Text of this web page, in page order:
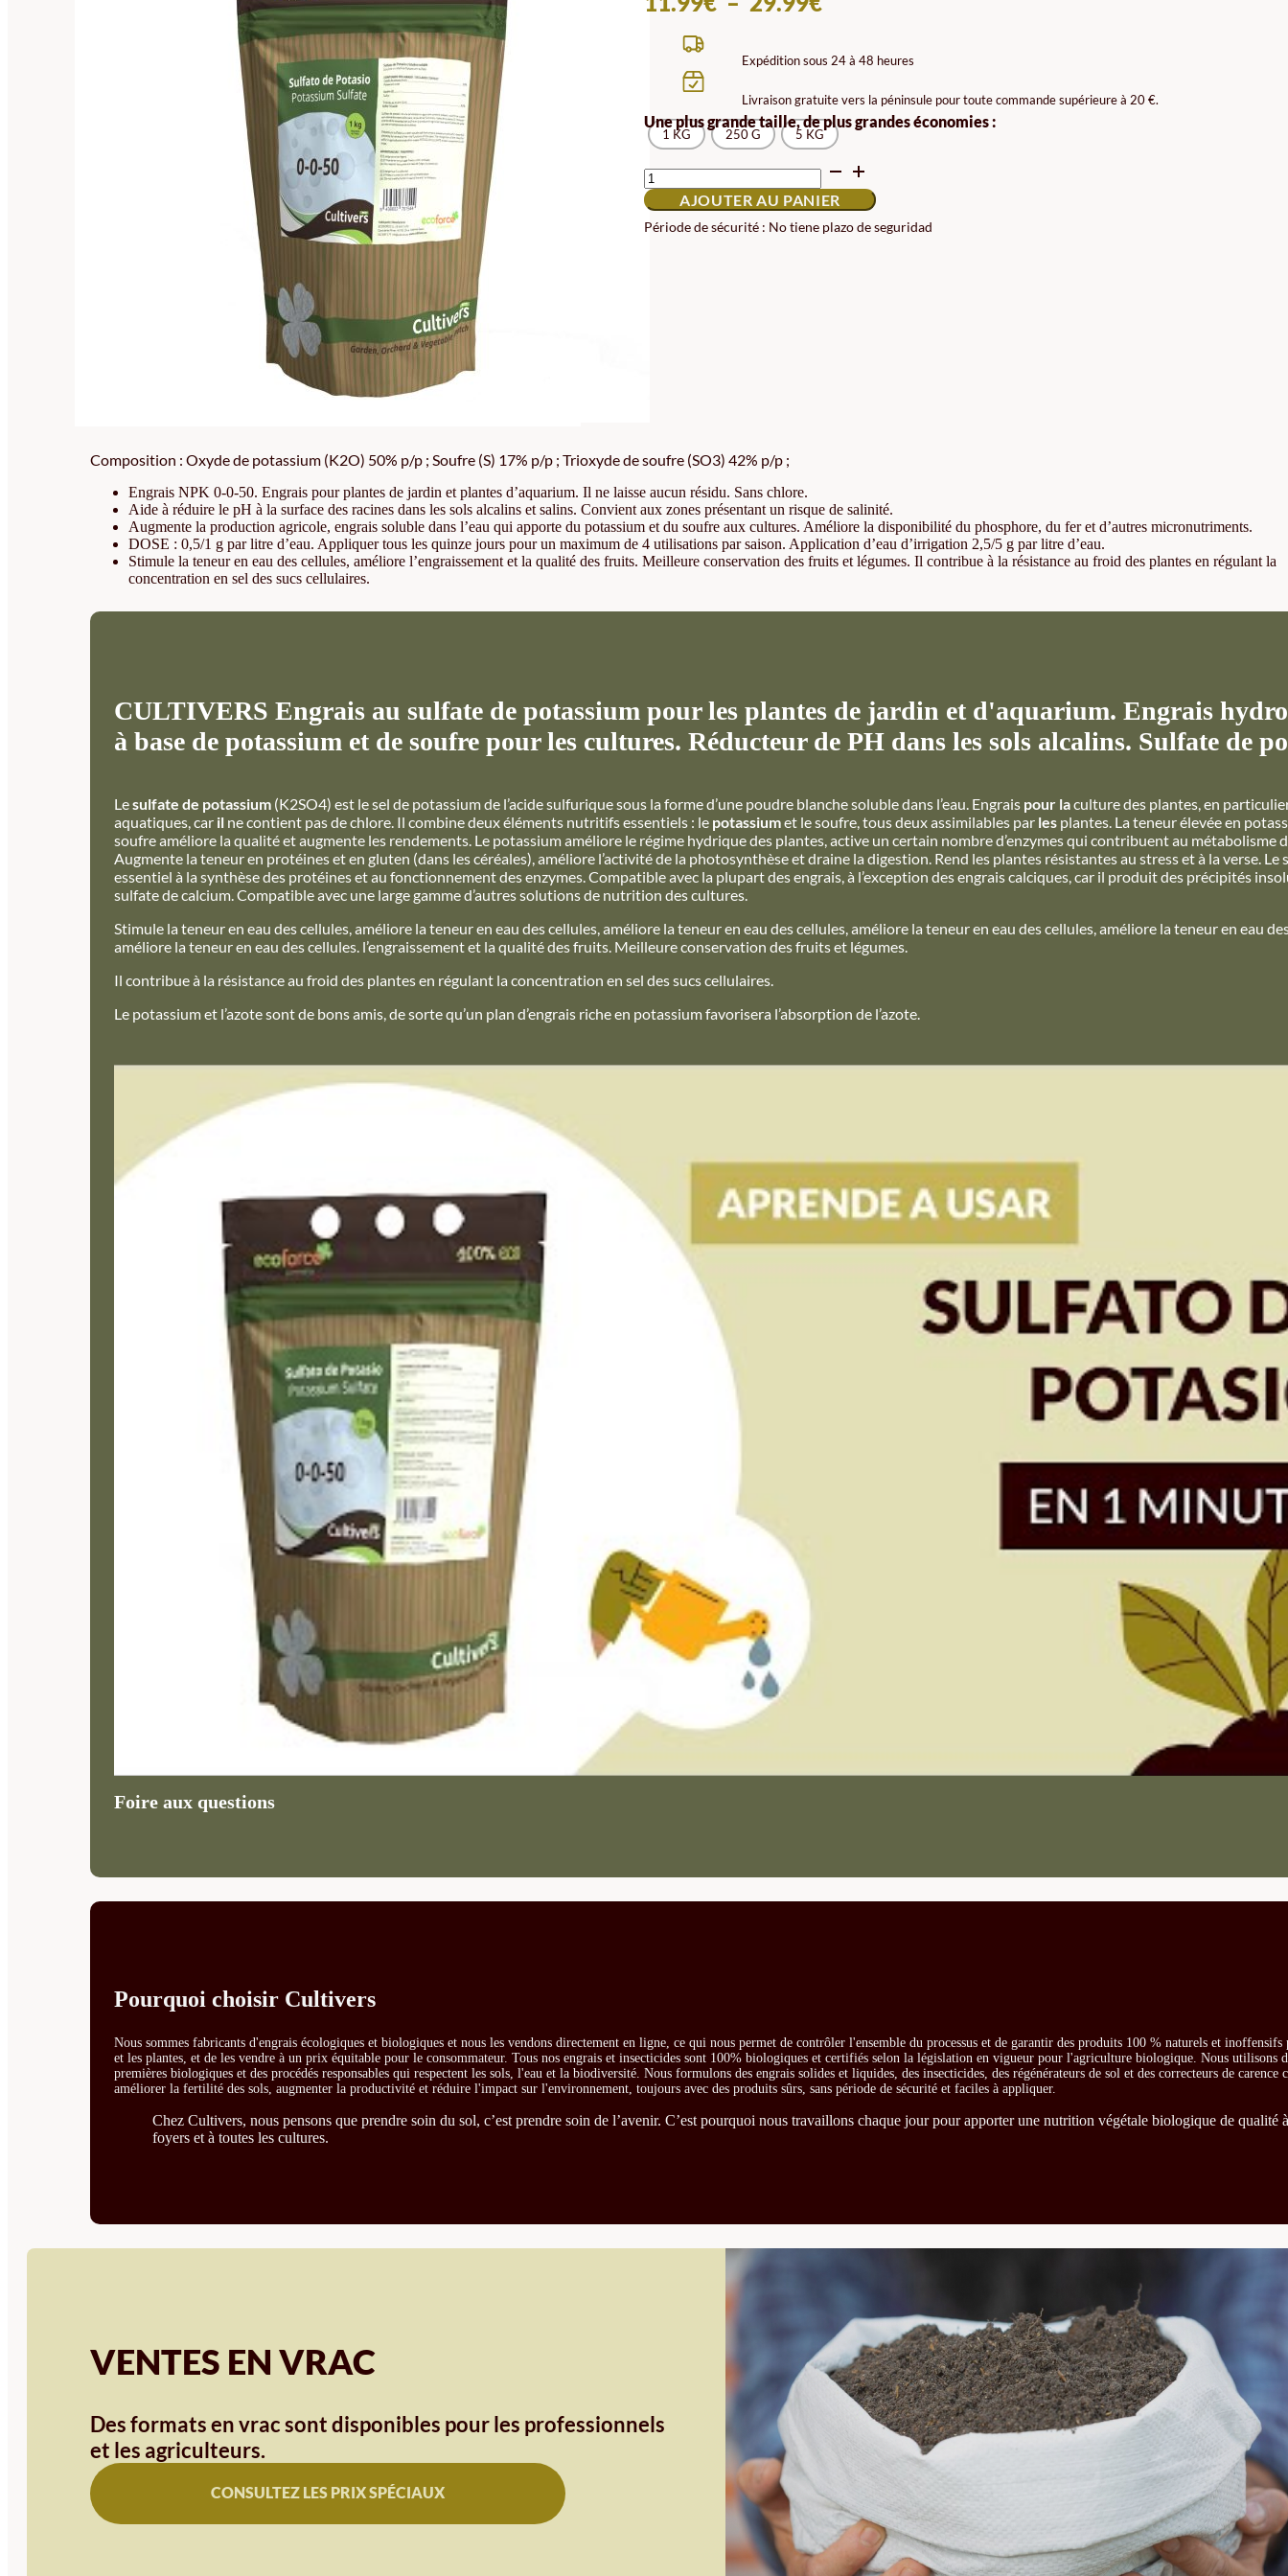
PRIX :
À
29.99€
Expédition sous 24 à 48 heures
Livraison gratuite vers la péninsule pour toute commande supérieure à 20 €.
Une plus grande taille, de plus grandes économies :
1 KG 250 G 5 KG
QUANTITÉ
DE
SULFATE
DE
POTASSIUM
AJOUTER AU PANIER
Période de sécurité : No tiene plazo de seguridad
Composition : Oxyde de potassium (K2O) 50% p/p ; Soufre (S) 17% p/p ; Trioxyde de soufre (SO3) 42% p/p ;
Engrais NPK 0-0-50. Engrais pour plantes de jardin et plantes d’aquarium. Il ne laisse aucun résidu. Sans chlore.
Aide à réduire le pH à la surface des racines dans les sols alcalins et salins. Convient aux zones présentant un risque de salinité.
Augmente la production agricole, engrais soluble dans l’eau qui apporte du potassium et du soufre aux cultures. Améliore la disponibilité du phosphore, du fer et d’autres micronutriments.
DOSE : 0,5/1 g par litre d’eau. Appliquer tous les quinze jours pour un maximum de 4 utilisations par saison. Application d’eau d’irrigation 2,5/5 g par litre d’eau.
Stimule la teneur en eau des cellules, améliore l’engraissement et la qualité des fruits. Meilleure conservation des fruits et légumes. Il contribue à la résistance au froid des plantes en régulant la
concentration en sel des sucs cellulaires.
CULTIVERS Engrais au sulfate de potassium pour les plantes de jardin et d'aquarium. Engrais
à base de potassium et de soufre pour les cultures. Réducteur de PH dans les sols alcalins. Sulfate de
Lesulfate de potassium (K2SO4) est le sel de potassium de l’acide sulfurique sous la forme d’une poudre blanche soluble dans l’eau. Engrais pour laculture des plantes, en
aquatiques, car il ne contient pas de chlore. Il combine deux éléments nutritifs essentiels : le potassiumet le soufre, tous deux assimilables par les plantes. La teneur élevée en
soufre améliore la qualité et augmente les rendements. Le potassium améliore le régime hydrique des plantes, active un certain nombre d’enzymes qui contribuent au métabolisme
Augmente la teneur en protéines et en gluten (dans les céréales), améliore l’activité de la photosynthèse et draine la digestion. Rend les plantes résistantes au stress et à la verse. Le
essentiel à la synthèse des protéines et au fonctionnement des enzymes. Compatible avec la plupart des engrais, à l’exception des engrais calciques, car il produit des précipités
sulfate de calcium. Compatible avec une large gamme d’autres solutions de nutrition des cultures.
Stimule la teneur en eau des cellules, améliore la teneur en eau des cellules, améliore la teneur en eau des cellules, améliore la teneur en eau des cellules, améliore la teneur en eau
améliore la teneur en eau des cellules. l’engraissement et la qualité des fruits. Meilleure conservation des fruits et légumes.
Il contribue à la résistance au froid des plantes en régulant la concentration en sel des sucs cellulaires.
Le potassium et l’azote sont de bons amis, de sorte qu’un plan d’engrais riche en potassium favorisera l’absorption de l’azote.
Foire aux questions
Pourquoi choisir Cultivers
Nous sommes fabricants d'engrais écologiques et biologiques et nous les vendons directement en ligne, ce qui nous permet de contrôler l'ensemble du processus et de garantir des produits 100 % naturels et
et les plantes, et de les vendre à un prix équitable pour le consommateur. Tous nos engrais et insecticides sont 100% biologiques et certifiés selon la législation en vigueur pour l'agriculture biologique. Nous utilisons
premières biologiques et des procédés responsables qui respectent les sols, l'eau et la biodiversité. Nous formulons des engrais solides et liquides, des insecticides, des régénérateurs de sol et des correcteurs de carence
améliorer la fertilité des sols, augmenter la productivité et réduire l'impact sur l'environnement, toujours avec des produits sûrs, sans période de sécurité et faciles à appliquer.
Chez Cultivers, nous pensons que prendre soin du sol, c’est prendre soin de l’avenir. C’est pourquoi nous travaillons chaque jour pour apporter une nutrition végétale biologique de qualité
foyers et à toutes les cultures.
VENTES EN VRAC
Des formats en vrac sont disponibles pour les professionnels
et les agriculteurs.
CONSULTEZ LES PRIX SPÉCIAUX